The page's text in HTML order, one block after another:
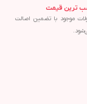
ترین قیمت
موجود با تضمین اصالت